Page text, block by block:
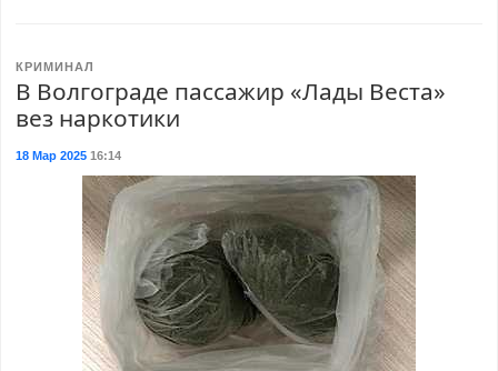
КРИМИНАЛ
В Волгограде пассажир «Лады Веста»
вез наркотики
18 Мар 202516:14